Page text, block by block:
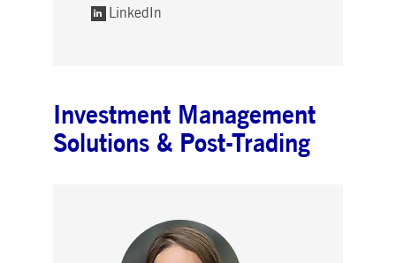
LinkedIn
Investment Management
Solutions & Post-Trading